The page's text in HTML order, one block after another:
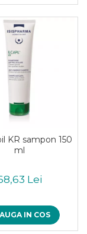
KR sampon 150
ml
Lei
IN COS